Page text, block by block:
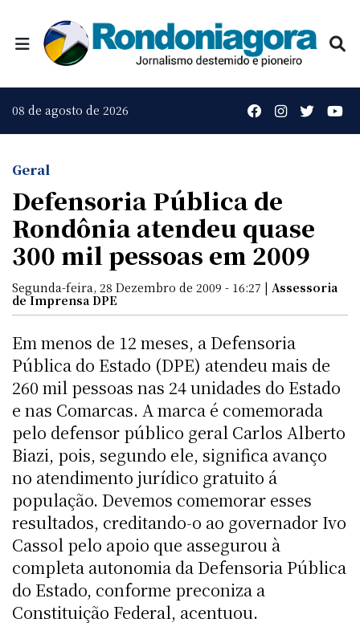
08 de agosto de 2026
Geral
Defensoria Pública de
Rondônia atendeu quase
300 mil pessoas em 2009
Segunda-feira, 28 Dezembro de 2009 - 16:27 | Assessoria
de Imprensa DPE
Em menos de 12 meses, a Defensoria
Pública do Estado (DPE) atendeu mais de
260 mil pessoas nas 24 unidades do Estado
e nas Comarcas. A marca é comemorada
pelo defensor público geral Carlos Alberto
Biazi, pois, segundo ele, significa avanço
no atendimento jurídico gratuito á
população. Devemos comemorar esses
resultados, creditando-o ao governador Ivo
Cassol pelo apoio que assegurou à
completa autonomia da Defensoria Pública
do Estado, conforme preconiza a
Constituição Federal, acentuou.